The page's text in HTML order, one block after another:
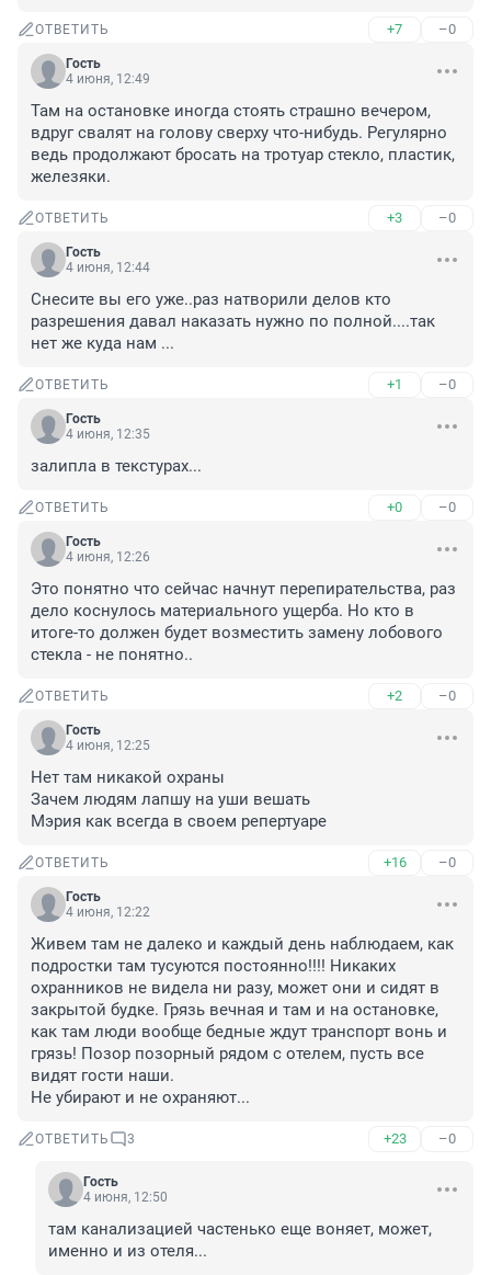
ОТВЕТИТЬ +7 –0
Гость
4 июня, 12:49
Там на остановке иногда стоять страшно вечером,
вдруг свалят на голову сверху что-нибудь. Регулярно
ведь продолжают бросать на тротуар стекло, пластик,
железяки.
ОТВЕТИТЬ +3 –0
Гость
4 июня, 12:44
Снесите вы его уже..раз натворили делов кто
разрешения давал наказать нужно по полной....так
нет же куда нам ...
ОТВЕТИТЬ +1 –0
Гость
4 июня, 12:35
залипла в текстурах...
ОТВЕТИТЬ +0 –0
Гость
4 июня, 12:26
Это понятно что сейчас начнут перепирательства, раз
дело коснулось материального ущерба. Но кто в
итоге-то должен будет возместить замену лобового
стекла - не понятно..
ОТВЕТИТЬ +2 –0
Гость
4 июня, 12:25
Нет там никакой охраны
Зачем людям лапшу на уши вешать
Мэрия как всегда в своем репертуаре
ОТВЕТИТЬ +16 –0
Гость
4 июня, 12:22
Живем там не далеко и каждый день наблюдаем, как
подростки там тусуются постоянно!!!! Никаких
охранников не видела ни разу, может они и сидят в
закрытой будке. Грязь вечная и там и на остановке,
как там люди вообще бедные ждут транспорт вонь и
грязь! Позор позорный рядом с отелем, пусть все
видят гости наши.
Не убирают и не охраняют...
ОТВЕТИТЬ 3 +23 –0
Гость
4 июня, 12:50
там канализацией частенько еще воняет, может,
именно и из отеля...